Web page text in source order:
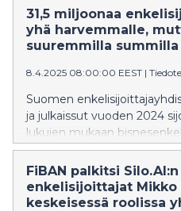
nosti sijoitusten määrän
Sijoituksia saaneiden
väheni selvästi: vuonna
yritystä.
31,5 miljoonaa
yhä harvemmalle,
suuremmilla summilla
8.4.2025 08:00:00 EEST | Tiedote
Suomen
ja julkaissut vuoden 2024
lukujen mukaan
miljoonaa euroa
nosti sijoitusten määrän
Sijoituksia saaneiden
väheni selvästi: vuonna
FiBAN palkitsi
enkelisijoittajat Mikko
keskeisessä roolissa